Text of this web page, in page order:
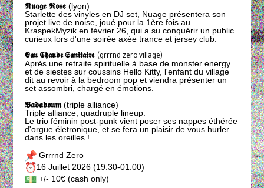
𝕹𝖚𝖆𝖌𝖊 𝕽𝖔𝖘𝖊(lyon)
Starlette des vinyles en DJ set, Nuage présentera son
projet live de noise, joué pour la 1ère fois au
KraspekMyzik en février 26, qui a su conquérir un public
curieux lors d'une soirée axée trance et jersey club.
𝕰𝖆𝖚 𝕮𝖍𝖆𝖚𝖉𝖊 𝕾𝖆𝖓𝖎𝖙𝖆𝖎𝖗𝖊 (grrrnd zero village)
Après une retraite spirituelle à base de monster energy
et de siestes sur coussins Hello Kitty, l'enfant du village
dit au revoir à la bedroom pop et viendra présenter un
set assombri, chargé en émotions.
𝕭𝖆𝖉𝖆𝖇𝖔𝖚𝖒(triple alliance)
Triple alliance, quadruple lineup.
Le trio féminin post-punk vient poser ses nappes éthérée
d'orgue életronique, et se fera un plaisir de vous hurler
dans les oreilles !
Grrrnd Zero
16 Juillet 2026 (19:30-01:00)
+/- 10€ (cash only)